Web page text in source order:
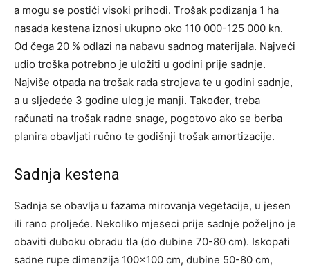
a mogu se postići visoki prihodi. Trošak podizanja 1 ha
nasada kestena iznosi ukupno oko 110 000-125 000 kn.
Od čega 20 % odlazi na nabavu sadnog materijala. Najveći
udio troška potrebno je uložiti u godini prije sadnje.
Najviše otpada na trošak rada strojeva te u godini sadnje,
a u sljedeće 3 godine ulog je manji. Također, treba
računati na trošak radne snage, pogotovo ako se berba
planira obavljati ručno te godišnji trošak amortizacije.
Sadnja kestena
Sadnja se obavlja u fazama mirovanja vegetacije, u jesen
ili rano proljeće. Nekoliko mjeseci prije sadnje poželjno je
obaviti duboku obradu tla (do dubine 70-80 cm). Iskopati
sadne rupe dimenzija 100×100 cm, dubine 50-80 cm,